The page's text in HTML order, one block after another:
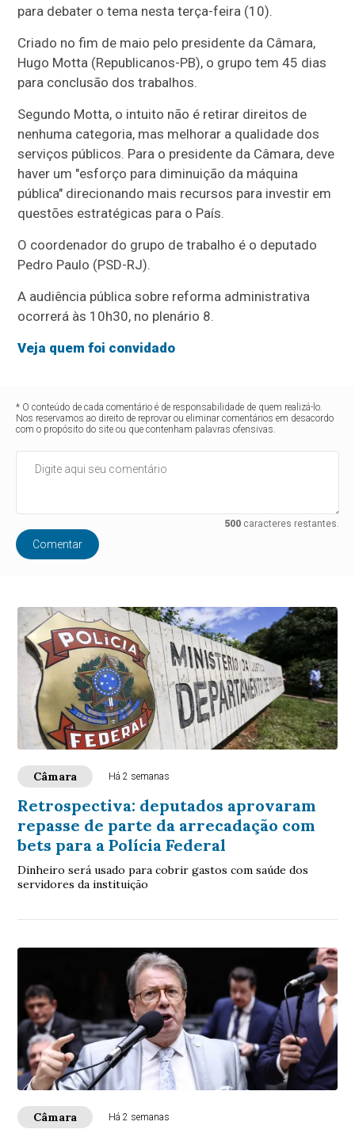
para debater o tema nesta terça-feira (10).
Criado no fim de maio pelo presidente da Câmara,
Hugo Motta (Republicanos-PB), o grupo tem 45 dias
para conclusão dos trabalhos.
Segundo Motta, o intuito não é retirar direitos de
nenhuma categoria, mas melhorar a qualidade dos
serviços públicos. Para o presidente da Câmara, deve
haver um "esforço para diminuição da máquina
pública" direcionando mais recursos para investir em
questões estratégicas para o País.
O coordenador do grupo de trabalho é o deputado
Pedro Paulo (PSD-RJ).
A audiência pública sobre reforma administrativa
ocorrerá às 10h30, no plenário 8.
Veja quem foi convidado
* O conteúdo de cada comentário é de responsabilidade de quem realizá-lo.
Nos reservamos ao direito de reprovar ou eliminar comentários em desacordo
com o propósito do site ou que contenham palavras ofensivas.
500caracteres restantes.
Comentar
Câmara Há 2 semanas
Retrospectiva: deputados aprovaram
repasse de parte da arrecadação com
bets para a Polícia Federal
Dinheiro será usado para cobrir gastos com saúde dos
servidores da instituição
Câmara Há 2 semanas